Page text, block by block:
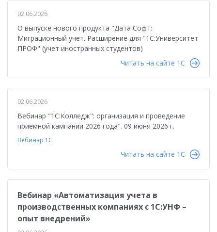
02.06.2026
О выпуске нового продукта "Дата Софт:
Миграционный учет. Расширение для "1С:Университет
ПРОФ" (учет иностранных студентов)
Читать на сайте 1C
02.06.2026
Вебинар "1С:Колледж": организация и проведение
приемной кампании 2026 года". 09 июня 2026 г.
Вебинар 1С
Читать на сайте 1C
Вебинар «Автоматизация учета в
производственных компаниях с 1С:УНФ –
опыт внедрений»